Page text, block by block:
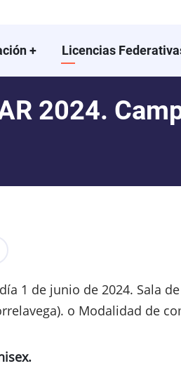
+ Licencias
2024.
1 de junio de 2024. Sala
o Modalidad de